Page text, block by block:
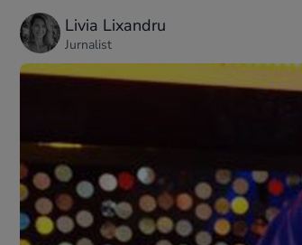
Livia Lixandru
Jurnalist